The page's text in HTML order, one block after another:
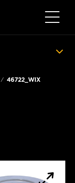
Toggle
46722_WIX